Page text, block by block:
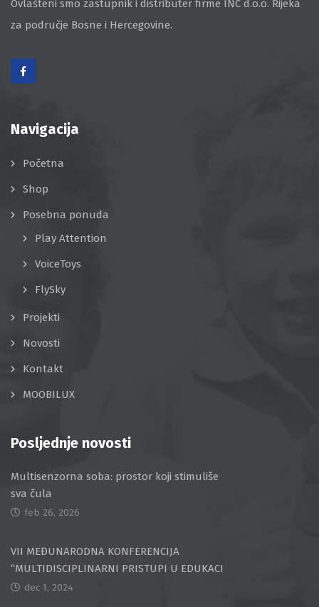
Ovlašteni smo zastupnik i distributer firme INC d.o.o. Rijeka
za područje Bosne i Hercegovine.
Navigacija
Početna
Shop
Posebna ponuda
Play Attention
VoiceToys
FlySky
Projekti
Novosti
Kontakt
MOOBILUX
Posljednje novosti
Multisenzorna soba: prostor koji stimuliše
sva čula
feb 26, 2026
VII MEĐUNARODNA KONFERENCIJA
“MULTIDISCIPLINARNI PRISTUPI U EDUKACI
dec 1, 2024